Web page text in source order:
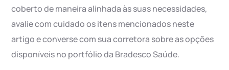
coberto de maneira alinhada às suas necessidades,
avalie com cuidado os itens mencionados neste
artigo e converse com sua corretora sobre as opções
disponíveis no portfólio da Bradesco Saúde.